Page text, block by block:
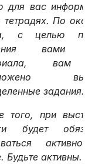
для вас
тетрадях. По
с целью
вами
вам
задания.
того, при
будет
Будьте активны.